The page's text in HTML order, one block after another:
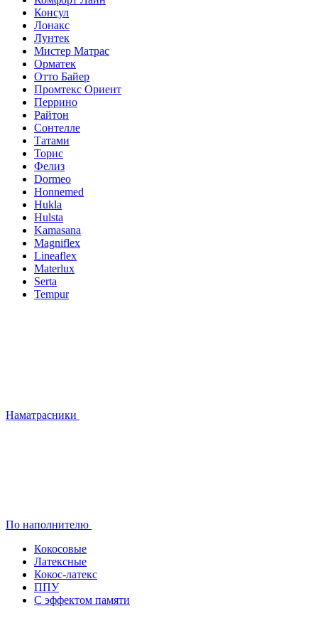
Консул
Лонакс
Лунтек
Мистер Матрас
Орматек
Отто Байер
Промтекс Ориент
Перрино
Райтон
Сонтелле
Татами
Торис
Фелиз
Dormeo
Honnemed
Hukla
Hulsta
Kamasana
Magniflex
Lineaflex
Materlux
Serta
Tempur
Наматрасники
По наполнителю
Кокосовые
Латексные
Кокос-латекс
ППУ
С эффектом памяти